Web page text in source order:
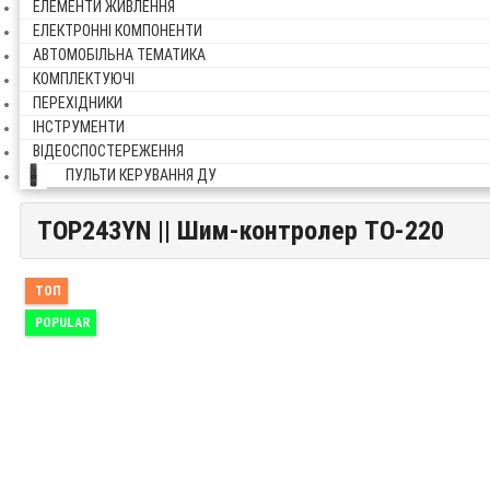
ЕЛЕМЕНТИ ЖИВЛЕННЯ
ЕЛЕКТРОННІ КОМПОНЕНТИ
АВТОМОБІЛЬНА ТЕМАТИКА
КОМПЛЕКТУЮЧІ
ПЕРЕХІДНИКИ
ІНСТРУМЕНТИ
ВІДЕОСПОСТЕРЕЖЕННЯ
ПУЛЬТИ КЕРУВАННЯ ДУ
TOP243YN || Шим-контролер TO-220
TOP243YN || Шим-контролер TO-220
ТОП
POPULAR